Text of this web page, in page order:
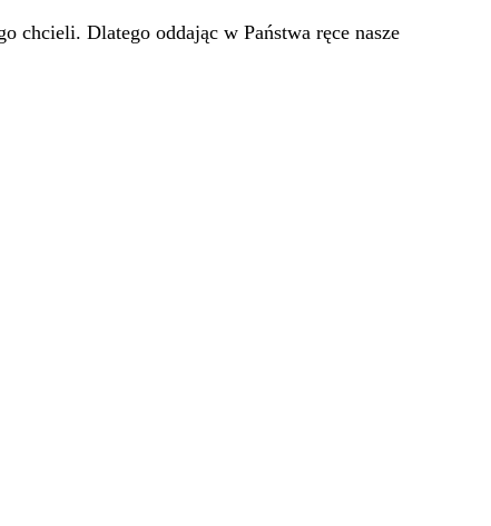
chcieli. Dlatego oddając w Państwa ręce nasze